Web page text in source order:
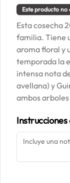
Conócenos
Correo:
Términos y
Política de privacidad
Redes sociales
Instagram
Mi cuenta
Iniciar sesión
Este producto no
Esta cosecha
familia. Tiene
aroma floral y
temporada la
intensa nota
avellana) y
ambos
Instrucciones